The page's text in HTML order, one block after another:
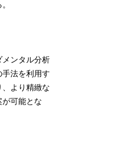
メンタル分析
手法を利用す
、より精緻な
可能とな